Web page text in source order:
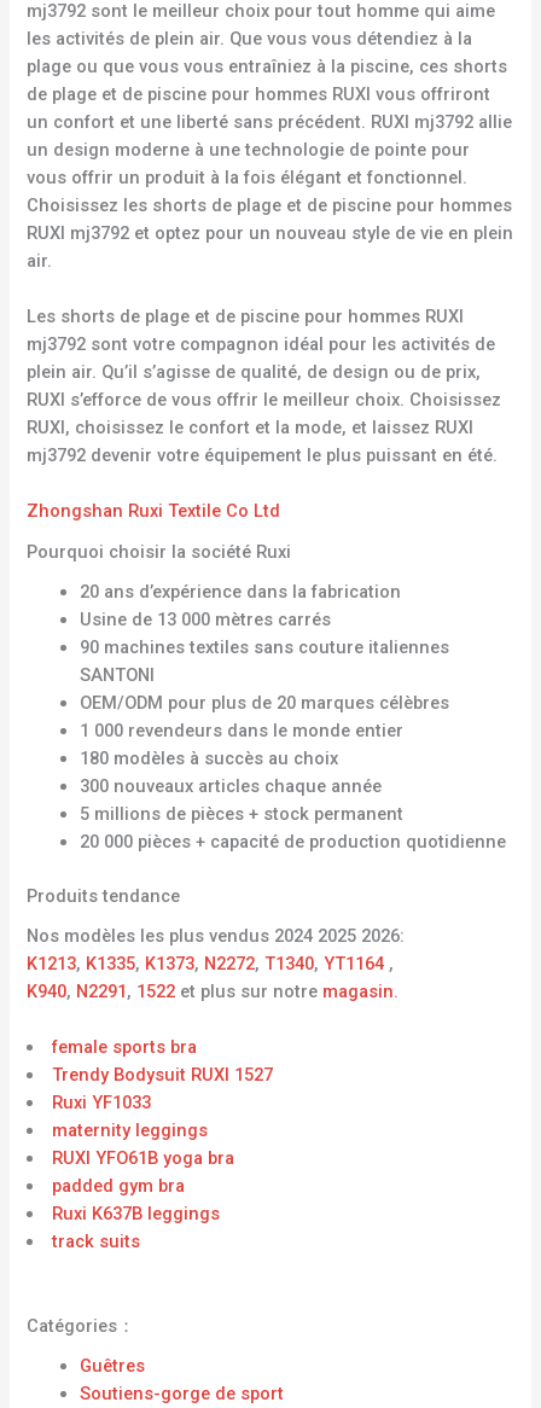
mj3792 sont le meilleur choix pour tout homme qui aime
les activités de plein air. Que vous vous détendiez à la
plage ou que vous vous entraîniez à la piscine, ces shorts
de plage et de piscine pour hommes RUXI vous offriront
un confort et une liberté sans précédent. RUXI mj3792 allie
un design moderne à une technologie de pointe pour
vous offrir un produit à la fois élégant et fonctionnel.
Choisissez les shorts de plage et de piscine pour hommes
RUXI mj3792 et optez pour un nouveau style de vie en plein
air.
Les shorts de plage et de piscine pour hommes RUXI
mj3792 sont votre compagnon idéal pour les activités de
plein air. Qu’il s’agisse de qualité, de design ou de prix,
RUXI s’efforce de vous offrir le meilleur choix. Choisissez
RUXI, choisissez le confort et la mode, et laissez RUXI
mj3792 devenir votre équipement le plus puissant en été.
Zhongshan Ruxi Textile Co Ltd
Pourquoi choisir la société Ruxi
20 ans d’expérience dans la fabrication
Usine de 13 000 mètres carrés
90 machines textiles sans couture italiennes
SANTONI
OEM/ODM pour plus de 20 marques célèbres
1 000 revendeurs dans le monde entier
180 modèles à succès au choix
300 nouveaux articles chaque année
5 millions de pièces + stock permanent
20 000 pièces + capacité de production quotidienne
Produits tendance
Nos modèles les plus vendus 2024 2025 2026:
K1213, K1335, K1373, N2272,T1340,YT1164 ,
K940, N2291, 1522 et plus sur notre magasin.
female sports bra
Trendy Bodysuit RUXI 1527
Ruxi YF1033
maternity leggings
RUXI YFO61B yoga bra
padded gym bra
Ruxi K637B leggings
track suits
Catégories：
Guêtres
Soutiens-gorge de sport